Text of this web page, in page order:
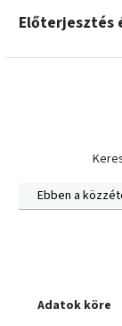
Előterjesztés
Ebben a
Adatok köre